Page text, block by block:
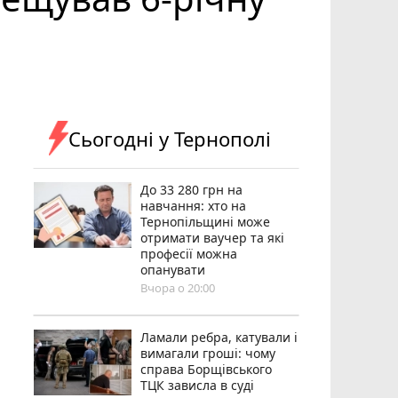
Сьогодні у Тернополі
До 33 280 грн на
навчання: хто на
Тернопільщині може
отримати ваучер та які
професії можна
опанувати
Вчора о 20:00
Ламали ребра, катували і
вимагали гроші: чому
справа Борщівського
ТЦК зависла в суді